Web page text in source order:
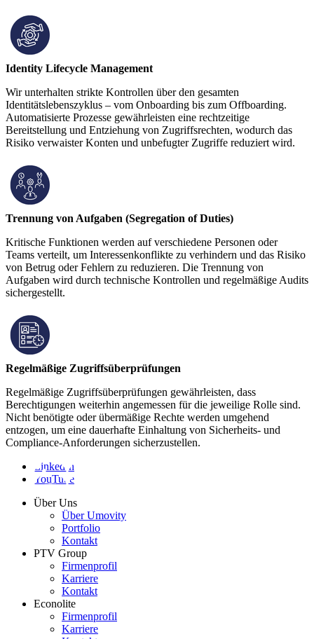
Identity Lifecycle Management
Wir unterhalten strikte Kontrollen über den gesamten
Identitätslebenszyklus – vom Onboarding bis zum Offboarding.
Automatisierte Prozesse gewährleisten eine rechtzeitige
Bereitstellung und Entziehung von Zugriffsrechten, wodurch das
Risiko verwaister Konten und unbefugter Zugriffe reduziert wird.
Trennung von Aufgaben (Segregation of Duties)
Kritische Funktionen werden auf verschiedene Personen oder
Teams verteilt, um Interessenkonflikte zu verhindern und das Risiko
von Betrug oder Fehlern zu reduzieren. Die Trennung von
Aufgaben wird durch technische Kontrollen und regelmäßige Audits
sichergestellt.
Regelmäßige Zugriffsüberprüfungen
Regelmäßige Zugriffsüberprüfungen gewährleisten, dass
Berechtigungen weiterhin angemessen für die jeweilige Rolle sind.
Nicht benötigte oder übermäßige Rechte werden umgehend
entzogen, um eine dauerhafte Einhaltung von Sicherheits- und
Compliance-Anforderungen sicherzustellen.
LinkedIn
YouTube
Über Uns
Über Umovity
Portfolio
Kontakt
PTV Group
Firmenprofil
Karriere
Kontakt
Econolite
Firmenprofil
Karriere